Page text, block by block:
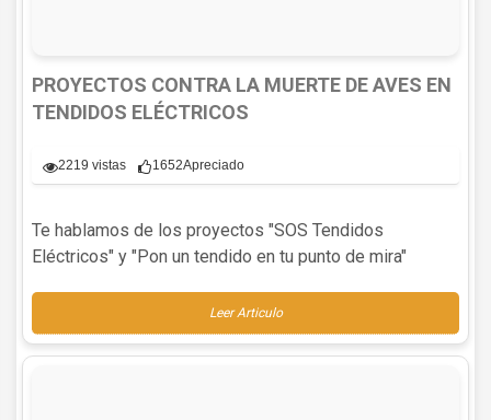
PROYECTOS CONTRA LA MUERTE DE AVES EN
TENDIDOS ELÉCTRICOS
2219 vistas 1652Apreciado
Te hablamos de los proyectos "SOS Tendidos
Eléctricos" y "Pon un tendido en tu punto de mira"
Leer Articulo